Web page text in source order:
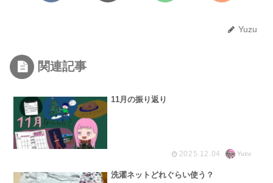
Yuzu
関連記事
11月の振り返り
2025.12.04 Yuzu
洗濯ネットどれぐらい使う？